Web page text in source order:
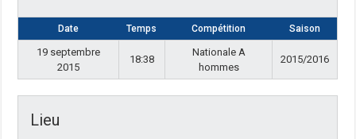
Date Temps Compétition Saison
19 septembre
2015
18:38
Nationale A
hommes
2015/2016
Lieu